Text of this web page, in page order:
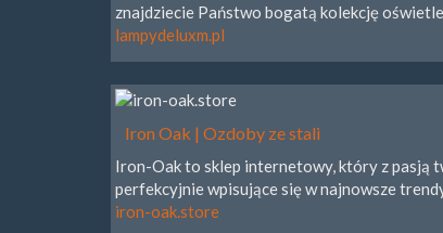
znajdziecie Państwo bogatą kolekcję
lampydeluxm.pl
Iron Oak | Ozdoby ze stali
Iron-Oak to sklep internetowy, który z pasją
perfekcyjnie wpisujące się w najnowsze
iron-oak.store